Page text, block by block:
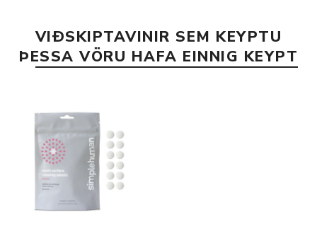
VIÐSKIPTAVINIR SEM KEYPTU
ÞESSA VÖRU HAFA EINNIG KEYPT